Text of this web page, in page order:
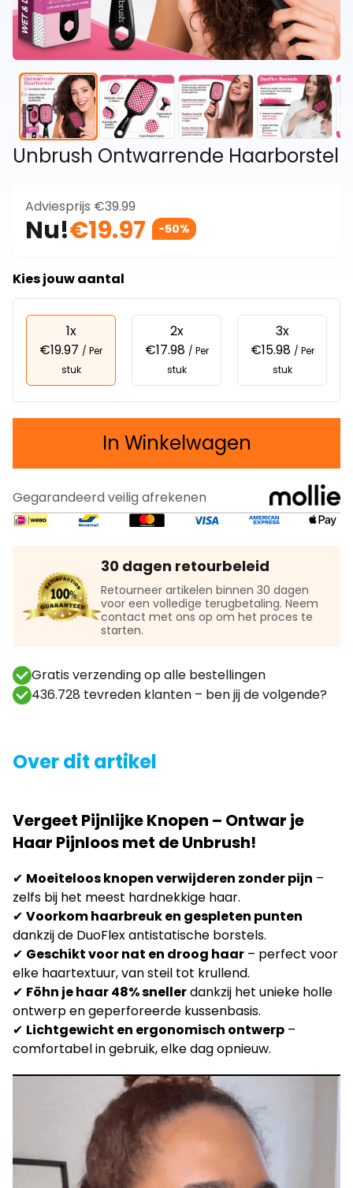
Unbrush Ontwarrende Haarborstel
Adviesprijs €39.99
Nu!€19.97 -50%
Kies jouw aantal
1x
€19.97 / Per
stuk
2x
€17.98 / Per
stuk
3x
€15.98 / Per
stuk
In Winkelwagen
Gegarandeerd veilig afrekenen
30 dagen retourbeleid
Retourneer artikelen binnen 30 dagen
voor een volledige terugbetaling. Neem
contact met ons op om het proces te
starten.
Gratis verzending op alle bestellingen
436.728 tevreden klanten – ben jij de volgende?
Over dit artikel
Vergeet Pijnlijke Knopen – Ontwar je
Haar Pijnloos met de Unbrush!
✔ Moeiteloos knopen verwijderen zonder pijn –
zelfs bij het meest hardnekkige haar.
✔ Voorkom haarbreuk en gespleten punten
dankzij de DuoFlex antistatische borstels.
✔ Geschikt voor nat en droog haar – perfect voor
elke haartextuur, van steil tot krullend.
✔ Föhn je haar 48% snellerdankzij het unieke holle
ontwerp en geperforeerde kussenbasis.
✔ Lichtgewicht en ergonomisch ontwerp –
comfortabel in gebruik, elke dag opnieuw.